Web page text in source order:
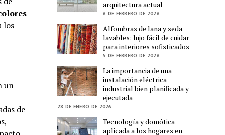
los
un
de
arquitectura actual
6 DE FEBRERO DE 2026
Alfombras de lana y seda
lavables: lujo fácil de cuidar
para interiores sofisticados
5 DE FEBRERO DE 2026
La importancia de una
instalación eléctrica
industrial bien planificada y
ejecutada
28 DE ENERO DE 2026
Tecnología y domótica
aplicada a los hogares en